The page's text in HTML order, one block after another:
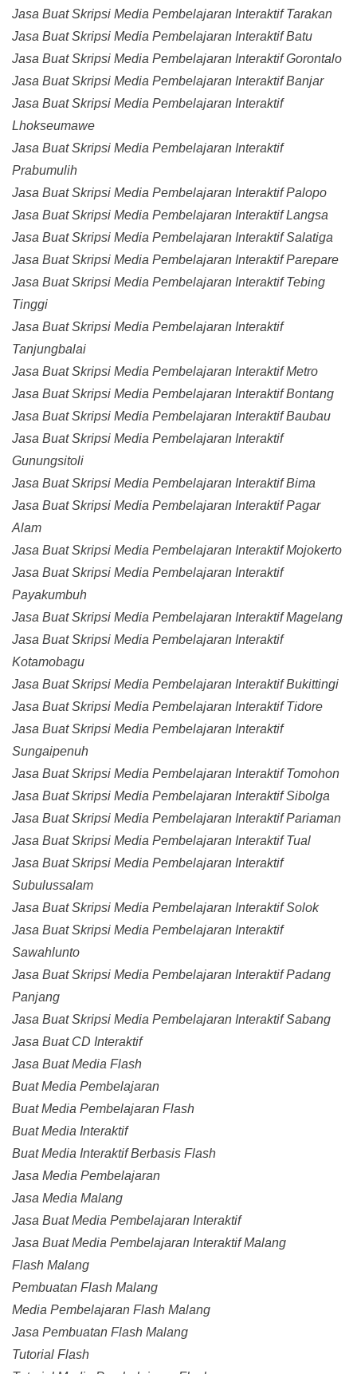
Jasa Buat Skripsi Media Pembelajaran Interaktif Tarakan
Jasa Buat Skripsi Media Pembelajaran Interaktif Batu
Jasa Buat Skripsi Media Pembelajaran Interaktif Gorontalo
Jasa Buat Skripsi Media Pembelajaran Interaktif Banjar
Jasa Buat Skripsi Media Pembelajaran Interaktif
Lhokseumawe
Jasa Buat Skripsi Media Pembelajaran Interaktif
Prabumulih
Jasa Buat Skripsi Media Pembelajaran Interaktif Palopo
Jasa Buat Skripsi Media Pembelajaran Interaktif Langsa
Jasa Buat Skripsi Media Pembelajaran Interaktif Salatiga
Jasa Buat Skripsi Media Pembelajaran Interaktif Parepare
Jasa Buat Skripsi Media Pembelajaran Interaktif Tebing
Tinggi
Jasa Buat Skripsi Media Pembelajaran Interaktif
Tanjungbalai
Jasa Buat Skripsi Media Pembelajaran Interaktif Metro
Jasa Buat Skripsi Media Pembelajaran Interaktif Bontang
Jasa Buat Skripsi Media Pembelajaran Interaktif Baubau
Jasa Buat Skripsi Media Pembelajaran Interaktif
Gunungsitoli
Jasa Buat Skripsi Media Pembelajaran Interaktif Bima
Jasa Buat Skripsi Media Pembelajaran Interaktif Pagar
Alam
Jasa Buat Skripsi Media Pembelajaran Interaktif Mojokerto
Jasa Buat Skripsi Media Pembelajaran Interaktif
Payakumbuh
Jasa Buat Skripsi Media Pembelajaran Interaktif Magelang
Jasa Buat Skripsi Media Pembelajaran Interaktif
Kotamobagu
Jasa Buat Skripsi Media Pembelajaran Interaktif Bukittingi
Jasa Buat Skripsi Media Pembelajaran Interaktif Tidore
Jasa Buat Skripsi Media Pembelajaran Interaktif
Sungaipenuh
Jasa Buat Skripsi Media Pembelajaran Interaktif Tomohon
Jasa Buat Skripsi Media Pembelajaran Interaktif Sibolga
Jasa Buat Skripsi Media Pembelajaran Interaktif Pariaman
Jasa Buat Skripsi Media Pembelajaran Interaktif Tual
Jasa Buat Skripsi Media Pembelajaran Interaktif
Subulussalam
Jasa Buat Skripsi Media Pembelajaran Interaktif Solok
Jasa Buat Skripsi Media Pembelajaran Interaktif
Sawahlunto
Jasa Buat Skripsi Media Pembelajaran Interaktif Padang
Panjang
Jasa Buat Skripsi Media Pembelajaran Interaktif Sabang
Jasa Buat CD Interaktif
Jasa Buat Media Flash
Buat Media Pembelajaran
Buat Media Pembelajaran Flash
Buat Media Interaktif
Buat Media Interaktif Berbasis Flash
Jasa Media Pembelajaran
Jasa Media Malang
Jasa Buat Media Pembelajaran Interaktif
Jasa Buat Media Pembelajaran Interaktif Malang
Flash Malang
Pembuatan Flash Malang
Media Pembelajaran Flash Malang
Jasa Pembuatan Flash Malang
Tutorial Flash